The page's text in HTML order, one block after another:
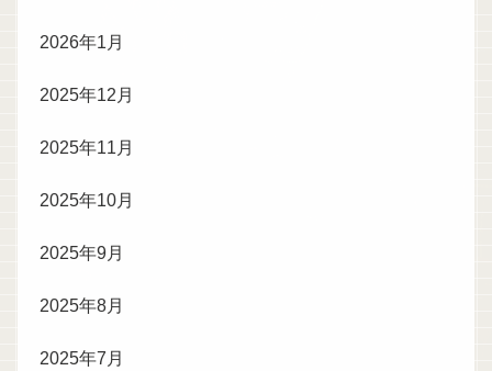
2026年1月
2025年12月
2025年11月
2025年10月
2025年9月
2025年8月
2025年7月